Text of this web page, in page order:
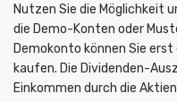
Nutzen Sie die Möglichkeit
die Demo-Konten oder
Demokonto können Sie
kaufen. Die Dividenden-
Einkommen durch die